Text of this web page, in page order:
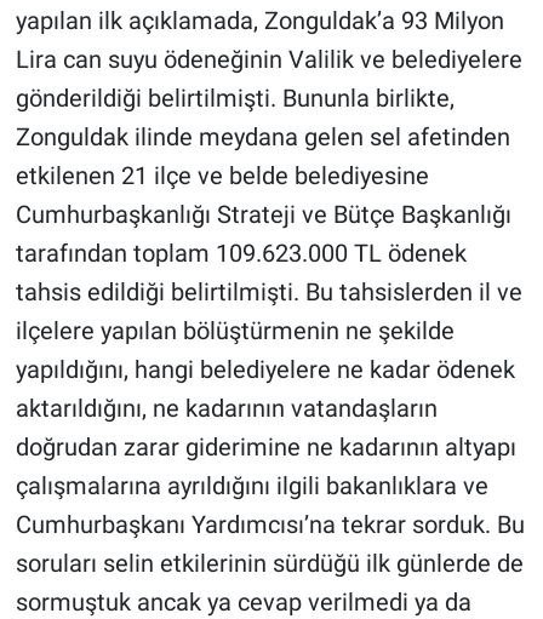
yapılan ilk açıklamada, Zonguldak’a 93 Milyon
Lira can suyu ödeneğinin Valilik ve belediyelere
gönderildiği belirtilmişti. Bununla birlikte,
Zonguldak ilinde meydana gelen sel afetinden
etkilenen 21 ilçe ve belde belediyesine
Cumhurbaşkanlığı Strateji ve Bütçe Başkanlığı
tarafından toplam 109.623.000 TL ödenek
tahsis edildiği belirtilmişti. Bu tahsislerden il ve
ilçelere yapılan bölüştürmenin ne şekilde
yapıldığını, hangi belediyelere ne kadar ödenek
aktarıldığını, ne kadarının vatandaşların
doğrudan zarar giderimine ne kadarının altyapı
çalışmalarına ayrıldığını ilgili bakanlıklara ve
Cumhurbaşkanı Yardımcısı’na tekrar sorduk. Bu
soruları selin etkilerinin sürdüğü ilk günlerde de
sormuştuk ancak ya cevap verilmedi ya da